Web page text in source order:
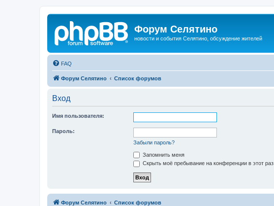
Форум Селятино
новости и события Селятино, обсуждение жителей
FAQ
Форум Селятино Список форумов
Вход
Имя пользователя:
Пароль:
Забыли пароль?
Запомнить меня
Скрыть моё пребывание на конференции в этот раз
Форум Селятино Список форумов